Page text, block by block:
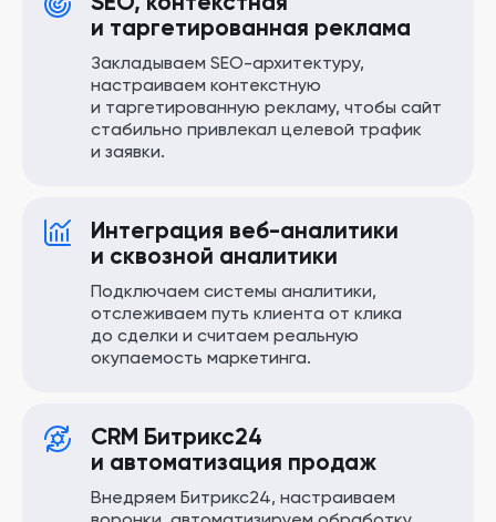
и таргетированная реклама
Закладываем SEO-архитектуру,
настраиваем контекстную
и таргетированную рекламу, чтобы сайт
стабильно привлекал целевой трафик
и заявки.
Интеграция веб-аналитики
и сквозной аналитики
Подключаем системы аналитики,
отслеживаем путь клиента от клика
до сделки и считаем реальную
окупаемость маркетинга.
CRM Битрикс24
и автоматизация продаж
Внедряем Битрикс24, настраиваем